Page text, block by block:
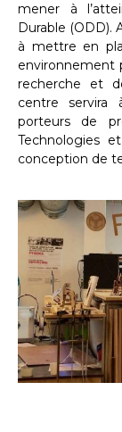
mener à
Durable (ODD).
à mettre en
environnement
recherche et
centre servira
porteurs de
Technologies
conception de